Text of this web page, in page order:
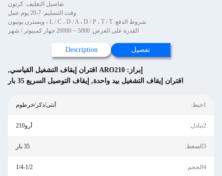
تفاصيل التغليف: كرتون
وقت التسليم: 7-20 يوم عمل
شروط الدفع: L / C ، D / A ، D / P ، T / T ، ويسترن يونيون
القدرة على العرض: 5000 ~ 20000 جهاز كمبيوتر / شهر
تفصيل Description
إبراز: ARO210 اقتران إيقاف التشغيل القياسي
,
اقتران إيقاف التشغيل بيد واحدة, إيقاف التوصيل السريع 35 بار
1خيط: أنثى/ذكر/خرطوم
2تبادل: أرو210
3الضغط: 35 بار
4الحجم: 1/4-1/2